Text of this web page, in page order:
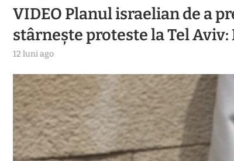
VIDEO Planul israelian de a
stârneşte proteste la Tel
12 luni ago